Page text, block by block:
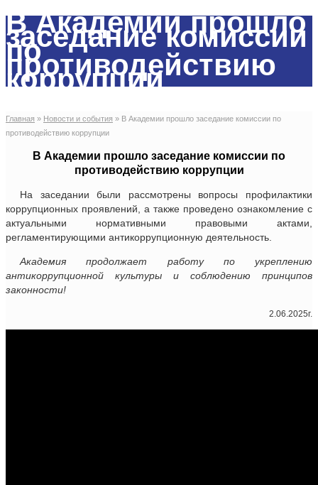
В Академии прошло
заседание комиссии
по
противодействию
коррупции
Главная » Новости и события » В Академии прошло заседание комиссии по
противодействию коррупции
В Академии прошло заседание комиссии по
противодействию коррупции
На заседании были рассмотрены вопросы профилактики
коррупционных проявлений, а также проведено ознакомление с
актуальными нормативными правовыми актами,
регламентирующими антикоррупционную деятельность.
Академия продолжает работу по укреплению
антикоррупционной культуры и соблюдению принципов
законности!
2.06.2025г.